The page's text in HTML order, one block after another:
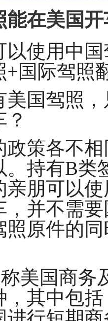
能在美国
以使用中
+国际驾照
美国驾照
政策各不
。持有B类
亲朋可以
，并不需
照原件的
美国商务
，其中包